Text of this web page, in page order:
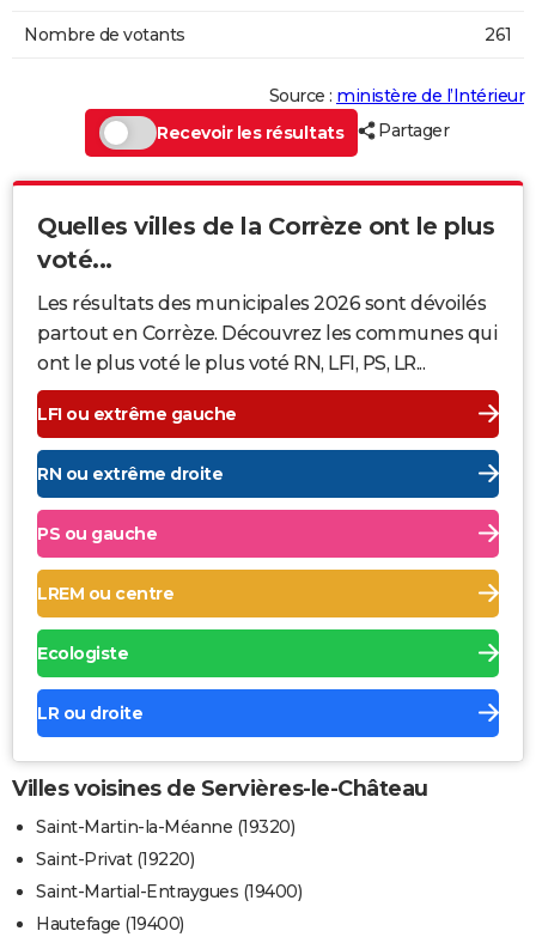
Nombre de votants 261
Source : ministère de l’Intérieur
Recevoir les résultats
Partager
Quelles villes de la Corrèze ont le plus
voté...
Les résultats des municipales 2026 sont dévoilés
partout en Corrèze. Découvrez les communes qui
ont le plus voté le plus voté RN, LFI, PS, LR...
LFI ou extrême gauche
RN ou extrême droite
PS ou gauche
LREM ou centre
Ecologiste
LR ou droite
Villes voisines de Servières-le-Château
Saint-Martin-la-Méanne (19320)
Saint-Privat (19220)
Saint-Martial-Entraygues (19400)
Hautefage (19400)